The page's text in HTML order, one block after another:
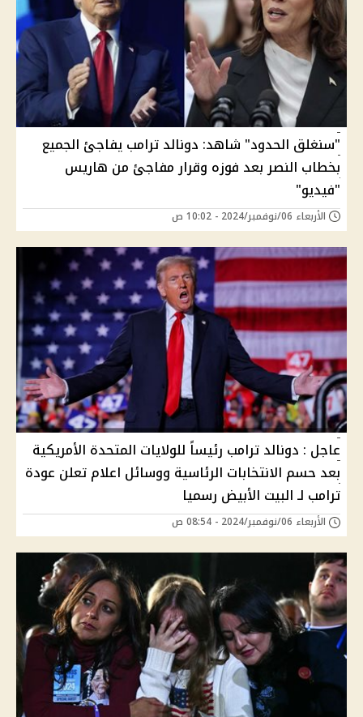
"سنغلق الحدود" شاهد: دونالد ترامب يفاجئ الجميع
بخطاب النصر بعد فوزه وقرار مفاجئ من هاريس
"فيديو"
الأربعاء 06/نوفمبر/2024 - 10:02 ص
عاجل : دونالد ترامب رئيساً للولايات المتحدة الأمريكية
بعد حسم الانتخابات الرئاسية ووسائل اعلام تعلن عودة
ترامب لـ البيت الأبيض رسميا
الأربعاء 06/نوفمبر/2024 - 08:54 ص